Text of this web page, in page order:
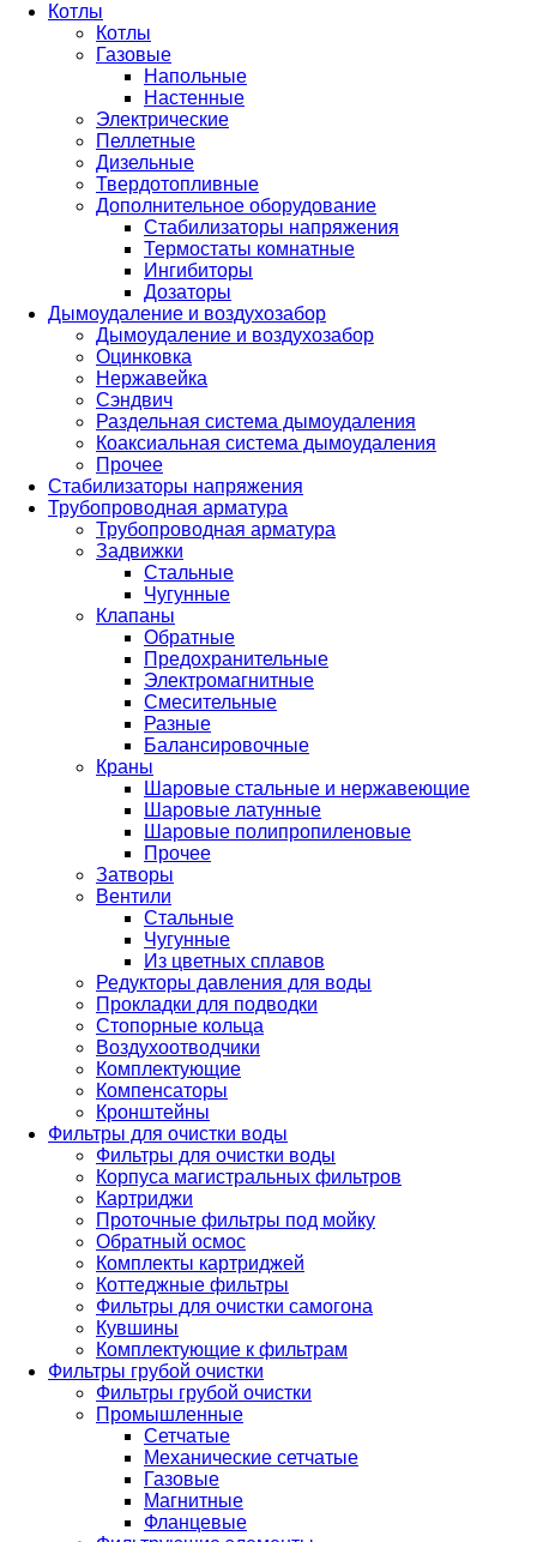
Котлы
Котлы
Газовые
Напольные
Настенные
Электрические
Пеллетные
Дизельные
Твердотопливные
Дополнительное оборудование
Стабилизаторы напряжения
Термостаты комнатные
Ингибиторы
Дозаторы
Дымоудаление и воздухозабор
Дымоудаление и воздухозабор
Оцинковка
Нержавейка
Сэндвич
Раздельная система дымоудаления
Коаксиальная система дымоудаления
Прочее
Стабилизаторы напряжения
Трубопроводная арматура
Трубопроводная арматура
Задвижки
Стальные
Чугунные
Клапаны
Обратные
Предохранительные
Электромагнитные
Смесительные
Разные
Балансировочные
Краны
Шаровые стальные и нержавеющие
Шаровые латунные
Шаровые полипропиленовые
Прочее
Затворы
Вентили
Стальные
Чугунные
Из цветных сплавов
Редукторы давления для воды
Прокладки для подводки
Стопорные кольца
Воздухоотводчики
Комплектующие
Компенсаторы
Кронштейны
Фильтры для очистки воды
Фильтры для очистки воды
Корпуса магистральных фильтров
Картриджи
Проточные фильтры под мойку
Обратный осмос
Комплекты картриджей
Коттеджные фильтры
Фильтры для очистки самогона
Кувшины
Комплектующие к фильтрам
Фильтры грубой очистки
Фильтры грубой очистки
Промышленные
Сетчатые
Механические сетчатые
Газовые
Магнитные
Фланцевые